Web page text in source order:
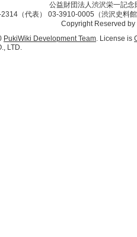
公益財団法人渋沢栄一記
（代表） 03-3910-0005（渋沢史料
Copyright Reserved
PukiWiki Development Team. License is
LTD.